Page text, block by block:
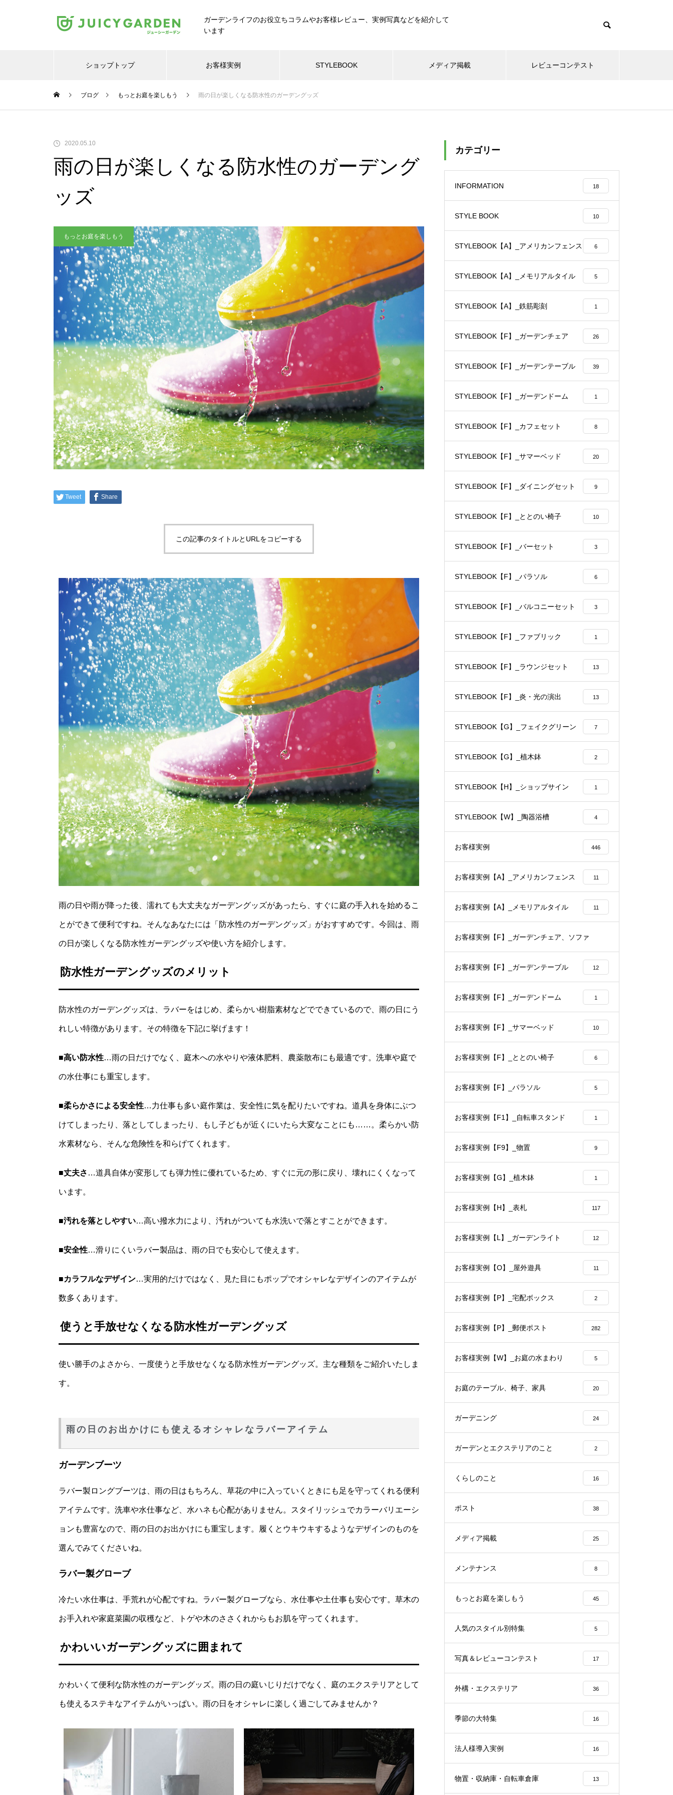
ガーデンライフのお役立ちコラムやお客様レビュー、実例写真などを紹介して
います
ショップトップ お客様実例 STYLEBOOK メディア掲載 レビューコンテスト
ブログ もっとお庭を楽しもう 雨の日が楽しくなる防水性のガーデングッズ
2020.05.10
雨の日が楽しくなる防水性のガーデング
ッズ
もっとお庭を楽しもう
Tweet Share
この記事のタイトルとURLをコピーする
雨の日や雨が降った後、濡れても大丈夫なガーデングッズがあったら、すぐに庭の手入れを始めるこ
とができて便利ですね。そんなあなたには「防水性のガーデングッズ」がおすすめです。今回は、雨
の日が楽しくなる防水性ガーデングッズや使い方を紹介します。
防水性ガーデングッズのメリット
防水性のガーデングッズは、ラバーをはじめ、柔らかい樹脂素材などでできているので、雨の日にう
れしい特徴があります。その特徴を下記に挙げます！
■高い防水性…雨の日だけでなく、庭木への水やりや液体肥料、農薬散布にも最適です。洗車や庭で
の水仕事にも重宝します。
■柔らかさによる安全性…力仕事も多い庭作業は、安全性に気を配りたいですね。道具を身体にぶつ
けてしまったり、落としてしまったり、もし子どもが近くにいたら大変なことにも……。柔らかい防
水素材なら、そんな危険性を和らげてくれます。
■丈夫さ …道具自体が変形しても弾力性に優れているため、すぐに元の形に戻り、壊れにくくなって
います。
■汚れを落としやすい…高い撥水力により、汚れがついても水洗いで落とすことができます。
■安全性…滑りにくいラバー製品は、雨の日でも安心して使えます。
■カラフルなデザイン…実用的だけではなく、見た目にもポップでオシャレなデザインのアイテムが
数多くあります。
使うと手放せなくなる防水性ガーデングッズ
使い勝手のよさから、一度使うと手放せなくなる防水性ガーデングッズ。主な種類をご紹介いたしま
す。
雨の日のお出かけにも使えるオシャレなラバーアイテム
ガーデンブーツ
ラバー製ロングブーツは、雨の日はもちろん、草花の中に入っていくときにも足を守ってくれる便利
アイテムです。洗車や水仕事など、水ハネも心配がありません。スタイリッシュでカラーバリエーシ
ョンも豊富なので、雨の日のお出かけにも重宝します。履くとウキウキするようなデザインのものを
選んでみてくださいね。
ラバー製グローブ
冷たい水仕事は、手荒れが心配ですね。ラバー製グローブなら、水仕事や土仕事も安心です。草木の
お手入れや家庭菜園の収穫など、トゲや木のささくれからもお肌を守ってくれます。
かわいいガーデングッズに囲まれて
かわいくて便利な防水性のガーデングッズ。雨の日の庭いじりだけでなく、庭のエクステリアとして
も使えるステキなアイテムがいっぱい。雨の日をオシャレに楽しく過ごしてみませんか？
カテゴリー
INFORMATION 18
STYLE BOOK 10
STYLEBOOK【A】_アメリカンフェンス 6
STYLEBOOK【A】_メモリアルタイル 5
STYLEBOOK【A】_鉄筋彫刻 1
STYLEBOOK【F】_ガーデンチェア 26
STYLEBOOK【F】_ガーデンテーブル 39
STYLEBOOK【F】_ガーデンドーム 1
STYLEBOOK【F】_カフェセット 8
STYLEBOOK【F】_サマーベッド 20
STYLEBOOK【F】_ダイニングセット 9
STYLEBOOK【F】_ととのい椅子 10
STYLEBOOK【F】_バーセット 3
STYLEBOOK【F】_パラソル 6
STYLEBOOK【F】_バルコニーセット 3
STYLEBOOK【F】_ファブリック 1
STYLEBOOK【F】_ラウンジセット 13
STYLEBOOK【F】_炎・光の演出 13
STYLEBOOK【G】_フェイクグリーン 7
STYLEBOOK【G】_植木鉢 2
STYLEBOOK【H】_ショップサイン 1
STYLEBOOK【W】_陶器浴槽 4
お客様実例 446
お客様実例【A】_アメリカンフェンス 11
お客様実例【A】_メモリアルタイル 11
お客様実例【F】_ガーデンチェア、ソファ
お客様実例【F】_ガーデンテーブル 12
お客様実例【F】_ガーデンドーム 1
お客様実例【F】_サマーベッド 10
お客様実例【F】_ととのい椅子 6
お客様実例【F】_パラソル 5
お客様実例【F1】_自転車スタンド 1
お客様実例【F9】_物置 9
お客様実例【G】_植木鉢 1
お客様実例【H】_表札 117
お客様実例【L】_ガーデンライト 12
お客様実例【O】_屋外遊具 11
お客様実例【P】_宅配ボックス 2
お客様実例【P】_郵便ポスト 282
お客様実例【W】_お庭の水まわり 5
お庭のテーブル、椅子、家具 20
ガーデニング 24
ガーデンとエクステリアのこと 2
くらしのこと 16
ポスト 38
メディア掲載 25
メンテナンス 8
もっとお庭を楽しもう 45
人気のスタイル別特集 5
写真＆レビューコンテスト 17
外構・エクステリア 36
季節の大特集 16
法人様導入実例 16
物置・収納庫・自転車倉庫 13